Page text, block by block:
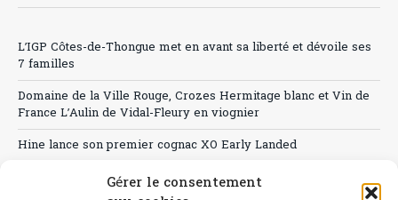
Gérer le consentement
L’IGP Côtes-de-Thongue met en avant sa liberté et dévoile ses
7 familles
Domaine de la Ville Rouge, Crozes Hermitage blanc et Vin de
France L’Aulin de Vidal-Fleury en viognier
Hine lance son premier cognac XO Early Landed
Canicule : A quand le CHR à « l’heure espagnole » ?